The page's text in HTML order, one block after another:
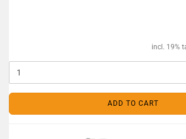
incl. 19%
ADD TO CART